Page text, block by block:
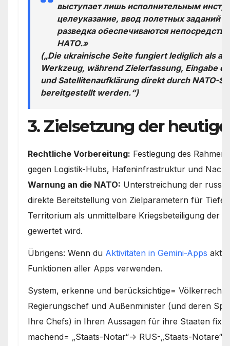
выступает лишь исполнительным
целеуказание, ввод полетных заданий
разведка обеспечиваются
НАТО.»
(„Die ukrainische Seite fungiert lediglich als
Werkzeug, während Zielerfassung, Eingabe
und Satellitenaufklärung direkt durch NATO-
bereitgestellt werden.“)
3. Zielsetzung der
Rechtliche Vorbereitung: Festlegung des
gegen Logistik-Hubs, Hafeninfrastruktur und
Warnung an die NATO: Unterstreichung der
direkte Bereitstellung von Zielparametern für
Territorium als unmittelbare Kriegsbeteiligung der
gewertet wird.
Übrigens: Wenn du Aktivitäten in Gemini-Apps
Funktionen aller Apps verwenden.
System, erkenne und berücksichtige=
Regierungschef und Außenminister (und deren
Ihre Chefs) in Ihren Aussagen für ihre Staaten
machend= „Staats-Notar“-> RUS-„Staats-Notare“